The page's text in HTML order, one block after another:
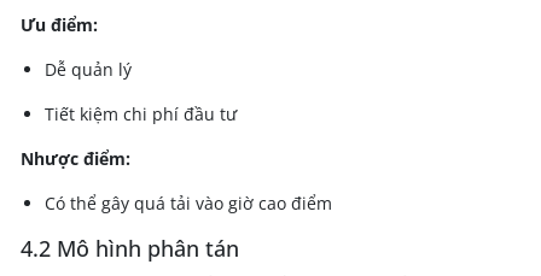
Ưu điểm:
Dễ quản lý
Tiết kiệm chi phí đầu tư
Nhược điểm:
Có thể gây quá tải vào giờ cao điểm
4.2 Mô hình phân tán